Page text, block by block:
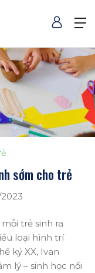
sớm cho trẻ
trẻ sinh ra
loại hình trí
kỷ XX, Ivan
lý – sinh học nổi